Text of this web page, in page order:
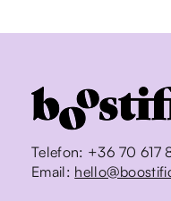
Telefon: +36 70 617
Email: